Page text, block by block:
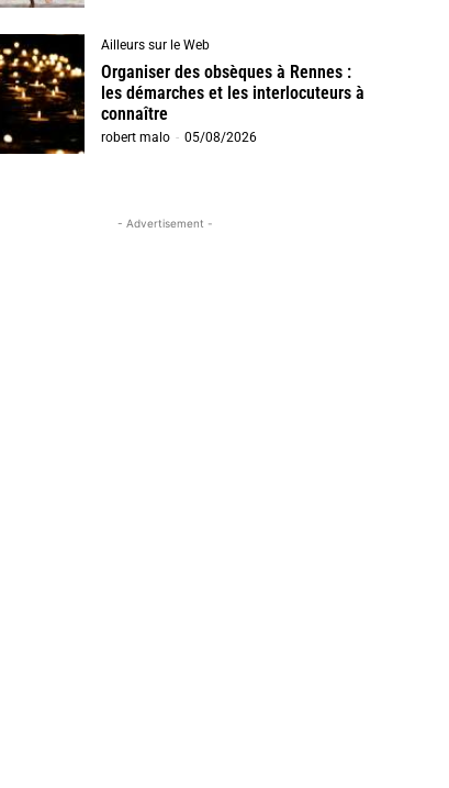
Ailleurs sur le Web
Organiser des obsèques à Rennes :
les démarches et les interlocuteurs à
connaître
robert malo - 05/08/2026
- Advertisement -